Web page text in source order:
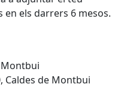
els darrers 6 mesos.
Caldes de Montbui